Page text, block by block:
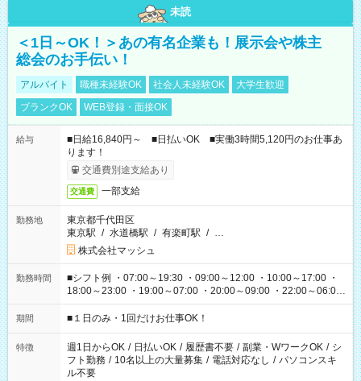
未読
＜1日～OK！＞あの有名企業も！展示会や株主
総会のお手伝い！
アルバイト 職種未経験OK 社会人未経験OK
大学生歓迎
ブランクOK
WEB登録・面接OK
給与
■日給16,840円～ ■日払いOK ■実働3時間5,120円のお仕事あ
ります！
交通費別途支給あり
交通費 一部支給
勤務地
東京都千代田区
東京駅 / 水道橋駅 / 有楽町駅 / …
株式会社マッシュ
勤務時間
■シフト例 ・07:00～19:30 ・09:00～12:00 ・10:00～17:00 ・
18:00～23:00 ・19:00～07:00 ・20:00～09:00 ・22:00～06:00
etc ★最短で3時間で5,120円のお仕事から 15時間で2万円近く稼
げるお仕事も！ ご希望のお時間に合わせてご紹介！ ※シフトは
ください！
期間 ■１日のみ・1回だけお仕事OK！
特徴 週1日からOK / 日払いOK / 履歴書不要 / 副業・WワークOK / シ
フト勤務 / 10名以上の大量募集 / 電話対応なし / パソコンスキ
ル不要